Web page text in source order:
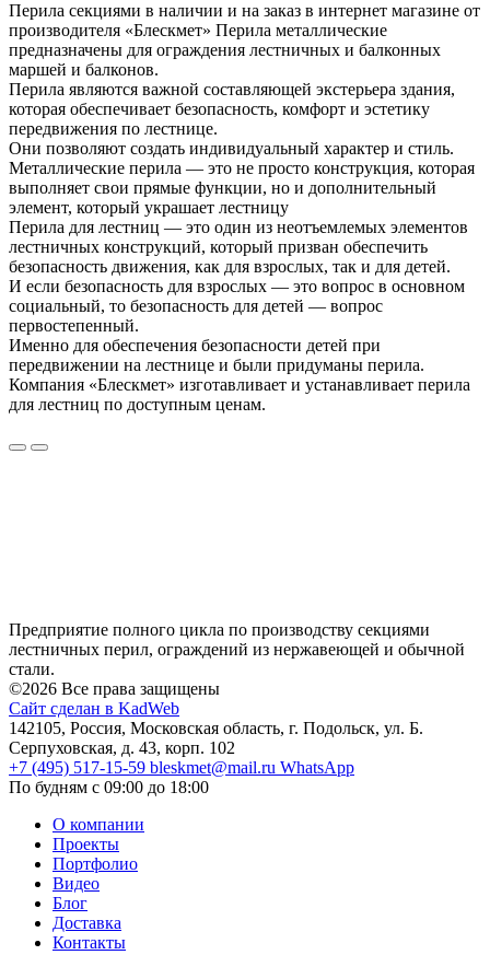
Перила секциями в наличии и на заказ в интернет магазине от
производителя «Блескмет» Перила металлические
предназначены для ограждения лестничных и балконных
маршей и балконов.
Перила являются важной составляющей экстерьера здания,
которая обеспечивает безопасность, комфорт и эстетику
передвижения по лестнице.
Они позволяют создать индивидуальный характер и стиль.
Металлические перила — это не просто конструкция, которая
выполняет свои прямые функции, но и дополнительный
элемент, который украшает лестницу
Перила для лестниц — это один из неотъемлемых элементов
лестничных конструкций, который призван обеспечить
безопасность движения, как для взрослых, так и для детей.
И если безопасность для взрослых — это вопрос в основном
социальный, то безопасность для детей — вопрос
первостепенный.
Именно для обеспечения безопасности детей при
передвижении на лестнице и были придуманы перила.
Компания «Блескмет» изготавливает и устанавливает перила
для лестниц по доступным ценам.
Предприятие полного цикла по производству секциями
лестничных перил, ограждений из нержавеющей и обычной
стали.
©2026 Все права защищены
Сайт сделан в KadWeb
142105, Россия, Московская область, г. Подольск, ул. Б.
Серпуховская, д. 43, корп. 102
+7 (495) 517-15-59 bleskmet@mail.ru WhatsApp
По будням с 09:00 до 18:00
О компании
Проекты
Портфолио
Видео
Блог
Доставка
Контакты